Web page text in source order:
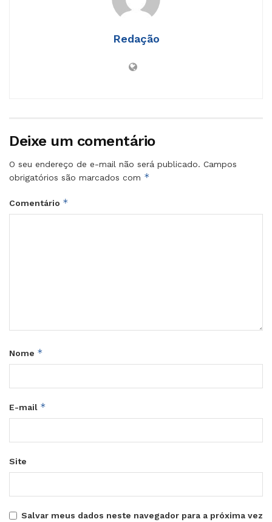
Redação
Deixe um comentário
O seu endereço de e-mail não será publicado. Campos
obrigatórios são marcados com *
Comentário *
Nome *
E-mail *
Site
Salvar meus dados neste navegador para a próxima vez